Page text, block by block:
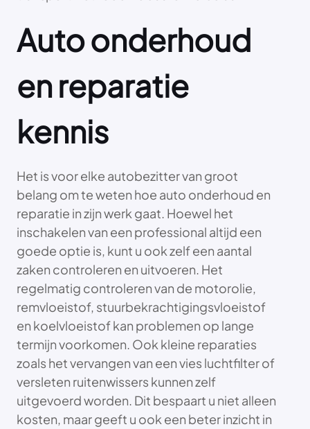
Auto onderhoud
en reparatie
kennis
Het is voor elke autobezitter van groot
belang om te weten hoe auto onderhoud en
reparatie in zijn werk gaat. Hoewel het
inschakelen van een professional altijd een
goede optie is, kunt u ook zelf een aantal
zaken controleren en uitvoeren. Het
regelmatig controleren van de motorolie,
remvloeistof, stuurbekrachtigingsvloeistof
en koelvloeistof kan problemen op lange
termijn voorkomen. Ook kleine reparaties
zoals het vervangen van een vies luchtfilter of
versleten ruitenwissers kunnen zelf
uitgevoerd worden. Dit bespaart u niet alleen
kosten, maar geeft u ook een beter inzicht in